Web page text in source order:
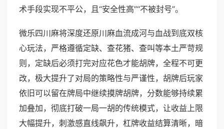
术手段实现不平公，且“安全性高”“不被封号”。
微乐四川麻将深度还原川麻血流成河与血战到底双核
心玩法，严格遵循定缺、查花猪、查叫等本土严苛规
则，定缺后必须打完对应花色才能胡牌，全程不可更
改，极大提升了对局的策略性与严谨性，胡牌后玩家
依旧可以留在牌局中继续摸牌胡牌，分数能够持续累
加叠加，彻底打破一局一胡的传统模式，让收益上限
大幅提升，刺激感直线飙升，杠牌收益结算清晰，暗